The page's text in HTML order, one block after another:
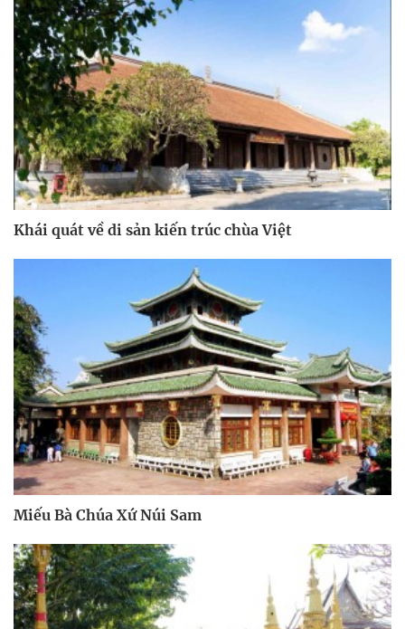
Khái quát về di sản kiến trúc chùa Việt
Miếu Bà Chúa Xứ Núi Sam